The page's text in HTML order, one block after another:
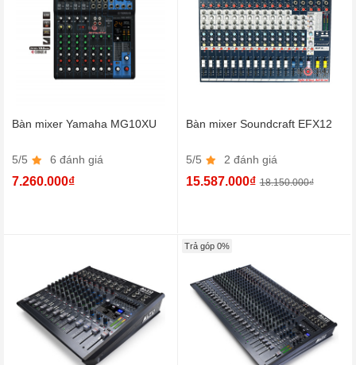
Bàn mixer Yamaha MG10XU
5/5 6 đánh giá
7.260.000₫
Bàn mixer Soundcraft EFX12
5/5 2 đánh giá
15.587.000₫ 18.150.000₫
Trả góp 0%